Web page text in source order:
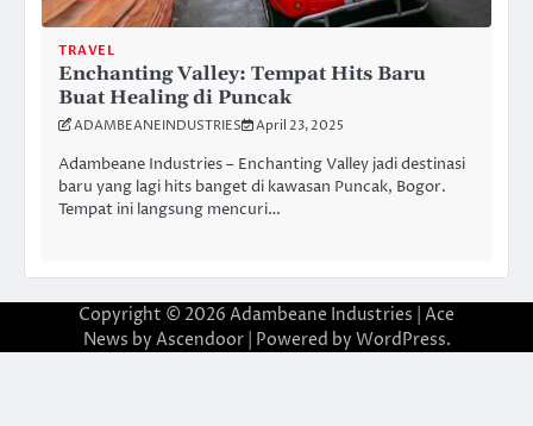
TRAVEL
Enchanting Valley: Tempat Hits Baru
Buat Healing di Puncak
ADAMBEANEINDUSTRIES April 23, 2025
Adambeane Industries – Enchanting Valley jadi destinasi
baru yang lagi hits banget di kawasan Puncak, Bogor.
Tempat ini langsung mencuri…
Copyright © 2026 Adambeane Industries | Ace
News by Ascendoor| Powered by WordPress.